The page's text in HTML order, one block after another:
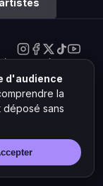
·Gérer les
d'audience
la
sans